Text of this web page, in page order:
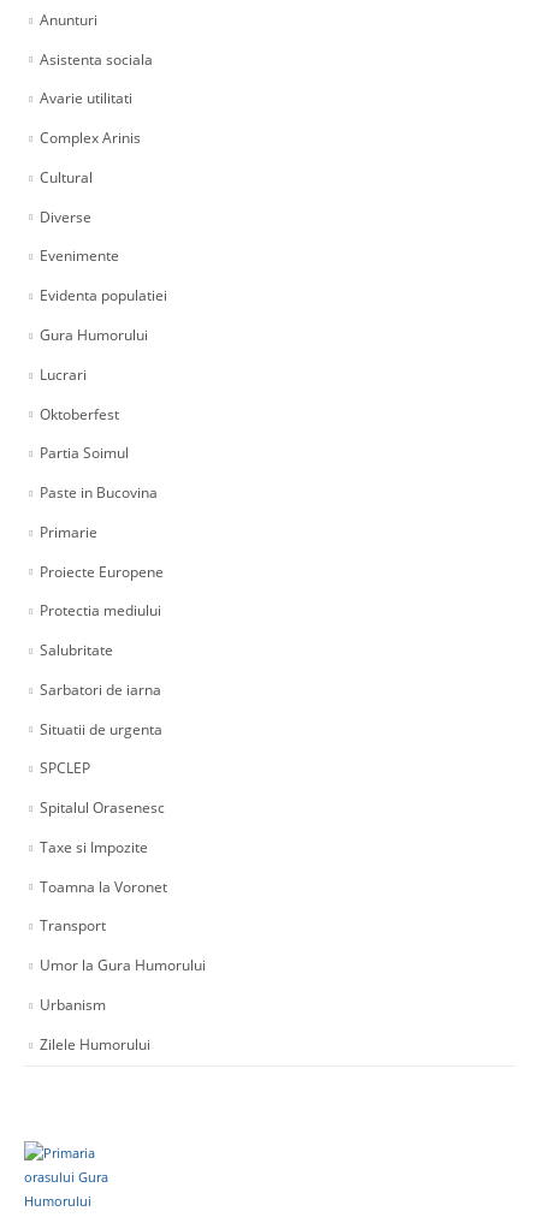
Anunturi
Asistenta sociala
Avarie utilitati
Complex Arinis
Cultural
Diverse
Evenimente
Evidenta populatiei
Gura Humorului
Lucrari
Oktoberfest
Partia Soimul
Paste in Bucovina
Primarie
Proiecte Europene
Protectia mediului
Salubritate
Sarbatori de iarna
Situatii de urgenta
SPCLEP
Spitalul Orasenesc
Taxe si Impozite
Toamna la Voronet
Transport
Umor la Gura Humorului
Urbanism
Zilele Humorului